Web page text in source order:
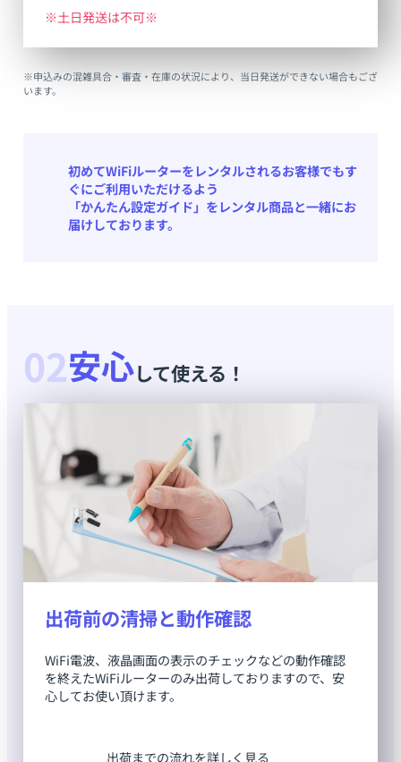
※土日発送は不可※
※申込みの混雑具合・審査・在庫の状況により、当日発送ができない場合もござ
います。
初めてWiFiルーターをレンタルされるお客様でもす
ぐにご利用いただけるよう
「かんたん設定ガイド」をレンタル商品と一緒にお
届けしております。
02安心して使える！
出荷前の清掃と動作確認
WiFi電波、液晶画面の表示のチェックなどの動作確認
を終えたWiFiルーターのみ出荷しておりますので、安
心してお使い頂けます。
出荷までの流れを詳しく見る